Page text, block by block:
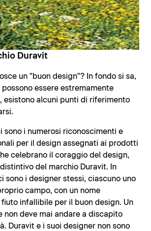
Duravit
un "buon design"? In fondo si sa,
essere estremamente
esistono alcuni punti di riferimento
sono i numerosi riconoscimenti e
per il design assegnati ai prodotti
celebrano il coraggio del design,
del marchio Duravit. In
sono i designer stessi, ciascuno uno
campo, con un nome
infallibile per il buon design. Un
non deve mai andare a discapito
Duravit e i suoi designer non sono